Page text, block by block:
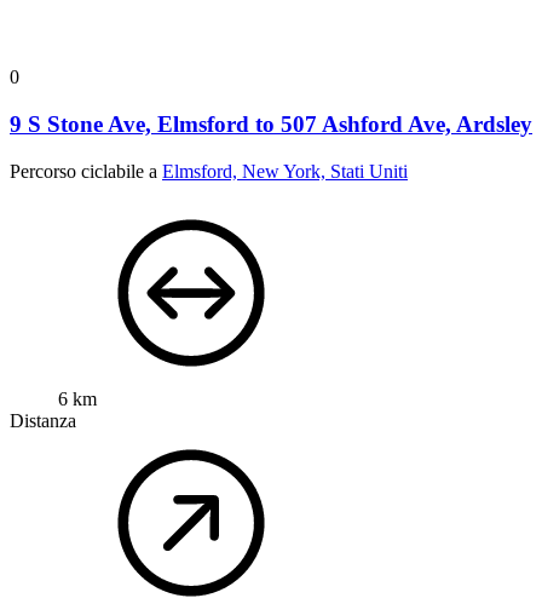
0
9 S Stone Ave, Elmsford to 507 Ashford Ave, Ardsley
Percorso ciclabile a Elmsford, New York, Stati Uniti
6 km
Distanza